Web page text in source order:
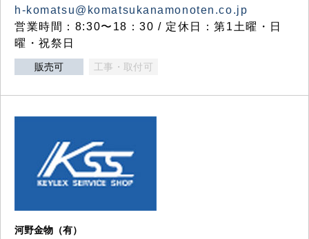
h-komatsu@komatsukanamonoten.co.jp
営業時間：8:30〜18：30 / 定休日：第1土曜・日
曜・祝祭日
販売可 工事・取付可
河野金物（有）